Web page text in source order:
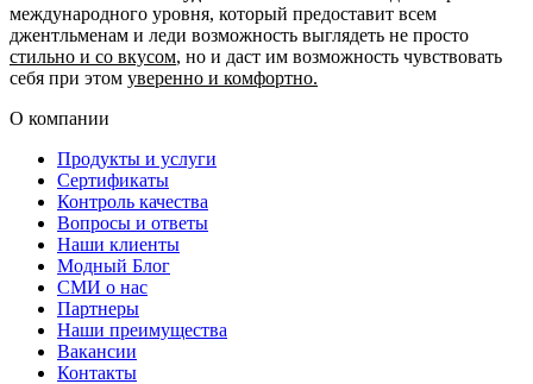
международного уровня, который предоставит всем
джентльменам и леди возможность выглядеть не просто
стильно и со вкусом, но и даст им возможность чувствовать
себя при этом уверенно и комфортно.
О компании
Продукты и услуги
Сертификаты
Контроль качества
Вопросы и ответы
Наши клиенты
Модный Блог
СМИ о нас
Партнеры
Наши преимущества
Вакансии
Контакты